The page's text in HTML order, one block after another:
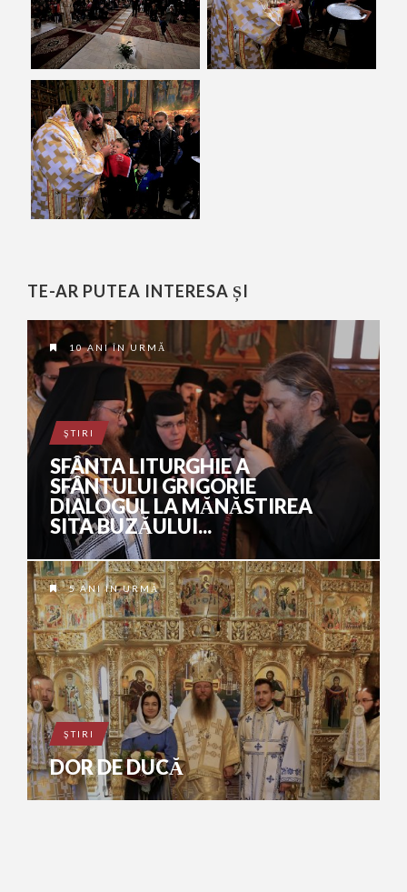
TE-AR PUTEA INTERESA ȘI
10 ANI ÎN URMĂ
ŞTIRI
SFÂNTA LITURGHIE A
SFÂNTULUI GRIGORIE
DIALOGUL LA MĂNĂSTIREA
SITA BUZĂULUI...
5 ANI ÎN URMĂ
ŞTIRI
DOR DE DUCĂ